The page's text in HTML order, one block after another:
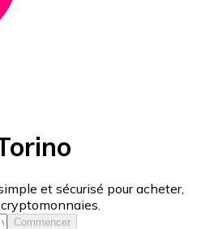
et sécurisé pour acheter,
Commencer